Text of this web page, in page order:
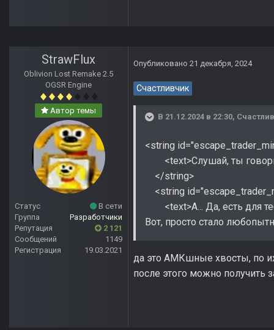
StrawFlux
Oblivion Lost Remake 2.5
OGSR Engine
Автор темы
Статус
В сети
Группа
Разработчики
Репутация
2 121
Сообщений
1149
Регистрация
19.03.2021
Опубликовано 21 декабря, 2024
Счастливчик
В 21.12.2024 в 22:30,
<string
<text>Слушай, ты
</string>
<string
<text>А... Да, есть для
Вот, просто стало
да это АМКшные хвосты, по
после этого можно получить